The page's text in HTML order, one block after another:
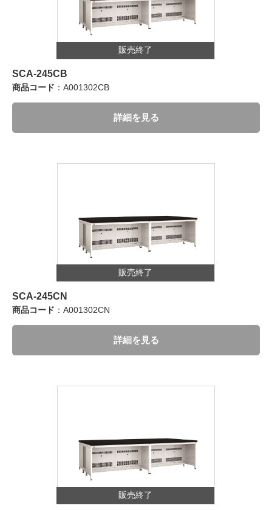
販売終了
SCA-245CB
商品コード ：A001302CB
詳細を見る
販売終了
SCA-245CN
商品コード ：A001302CN
詳細を見る
販売終了